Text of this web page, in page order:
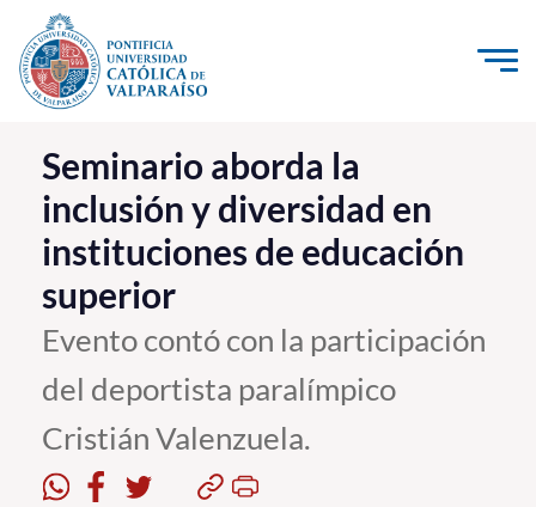
Click acá para ir directamente al contenido
La Universidad
Investigación, Creación e Innovación
PUCV Internacional
Vinculación con el Medio
Admisión
Pregrado
Postgrado
Seminario aborda la
inclusión y diversidad en
instituciones de educación
superior
Evento contó con la participación
del deportista paralímpico
Cristián Valenzuela.